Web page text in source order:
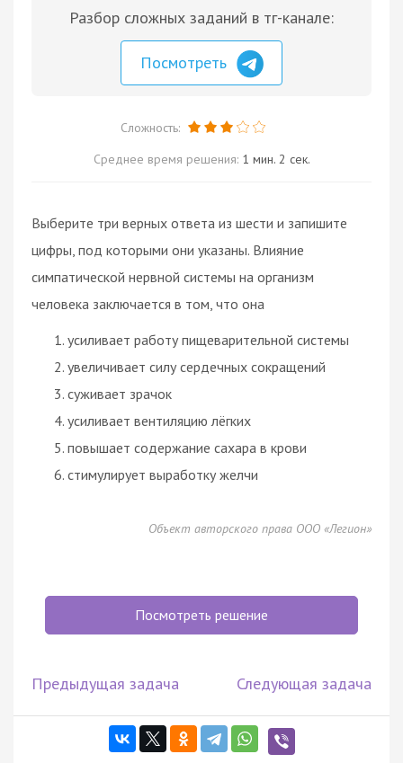
Разбор сложных заданий в тг-канале:
Посмотреть
Сложность:
Среднее время решения: 1 мин. 2 сек.
Выберите три верных ответа из шести и запишите
цифры, под которыми они указаны. Влияние
симпатической нервной системы на организм
человека заключается в том, что она
усиливает работу пищеварительной системы
увеличивает силу сердечных сокращений
суживает зрачок
усиливает вентиляцию лёгких
повышает содержание сахара в крови
стимулирует выработку желчи
Объект авторского права ООО «Легион»
Посмотреть решение
Предыдущая задача Следующая задача